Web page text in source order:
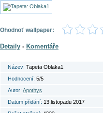
Ohodnoť wallpaper:
Detaily - Komentáře
Název: Tapeta Oblaka1
Hodnocení: 5/5
Autor: Apothys
Datum přidání: 13.listopadu 2017